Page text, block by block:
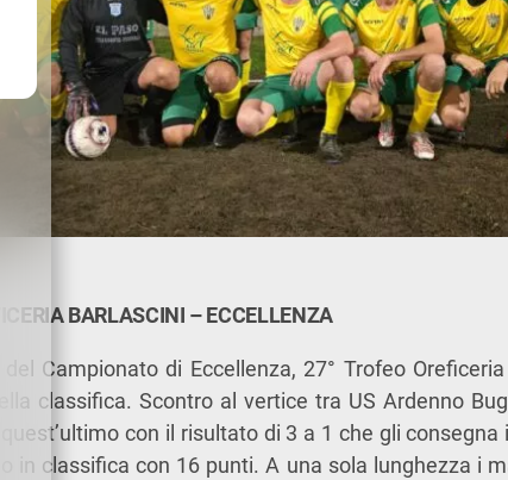
BARLASCINI – ECCELLENZA
del Campionato di Eccellenza, 27° Trofeo
classifica. Scontro al vertice tra US Ardenno
quest’ultimo con il risultato di 3 a 1 che gli
in classifica con 16 punti. A una sola lunghezza i